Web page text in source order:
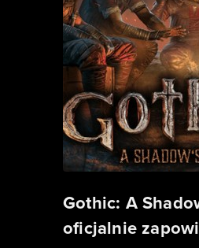
Gothic: A
oficjalnie